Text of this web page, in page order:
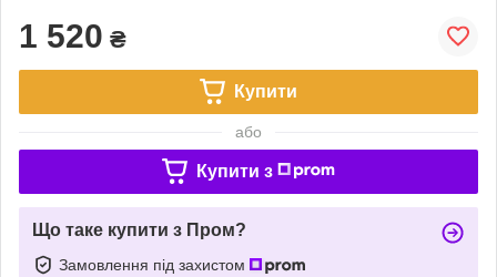
1 520 ₴
Купити
або
Купити з
Що таке купити з Пром?
Замовлення під захистом